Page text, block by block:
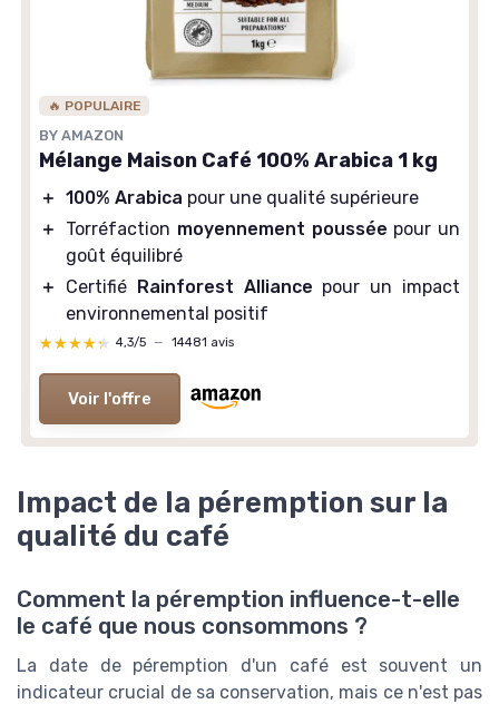
🔥 POPULAIRE
BY AMAZON
Mélange Maison Café 100% Arabica 1 kg
＋ 100% Arabica pour une qualité supérieure
＋
Torréfaction moyennement poussée pour un
goût équilibré
＋
Certifié Rainforest Alliance pour un impact
environnemental positif
★★★★★
★★★★★ 4,3/5 — 14481 avis
Voir l'offre
Impact de la péremption sur la
qualité du café
Comment la péremption influence-t-elle
le café que nous consommons ?
La date de péremption d'un café est souvent un
indicateur crucial de sa conservation, mais ce n'est pas